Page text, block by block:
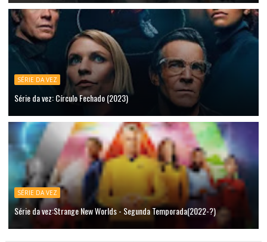
SÉRIE DA VEZ
Série da vez: Círculo Fechado (2023)
SÉRIE DA VEZ
Série da vez:Strange New Worlds - Segunda Temporada(2022-?)